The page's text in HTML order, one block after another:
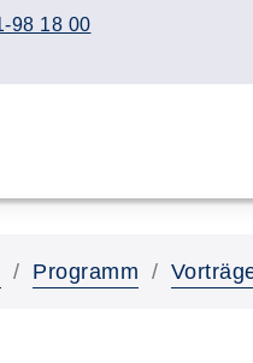
98 18 00
Programm